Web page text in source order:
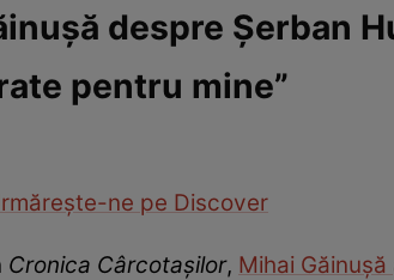
despre Șerban
pentru mine”
ne pe Discover
Cronica Cârcotașilor, Mihai Găinușă